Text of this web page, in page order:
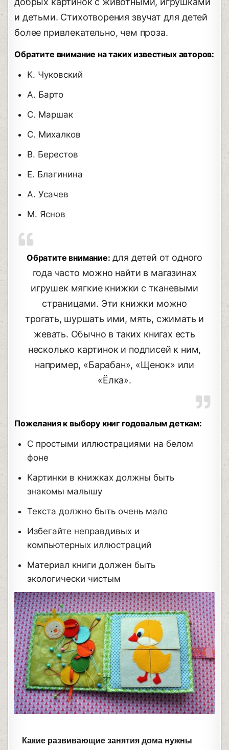
и детьми. Стихотворения звучат для детей
более привлекательно, чем проза.
Обратите внимание на таких известных авторов:
К. Чуковский
А. Барто
С. Маршак
С. Михалков
В. Берестов
Е. Благинина
А. Усачев
М. Яснов
Обратите внимание: для детей от одного
года часто можно найти в магазинах
игрушек мягкие книжки с тканевыми
страницами. Эти книжки можно
трогать, шуршать ими, мять, сжимать и
жевать. Обычно в таких книгах есть
несколько картинок и подписей к ним,
например, «Барабан», «Щенок» или
«Ёлка».
Пожелания к выбору книг годовалым деткам:
С простыми иллюстрациями на белом
фоне
Картинки в книжках должны быть
знакомы малышу
Текста должно быть очень мало
Избегайте неправдивых и
компьютерных иллюстраций
Материал книги должен быть
экологически чистым
Какие развивающие занятия дома нужны